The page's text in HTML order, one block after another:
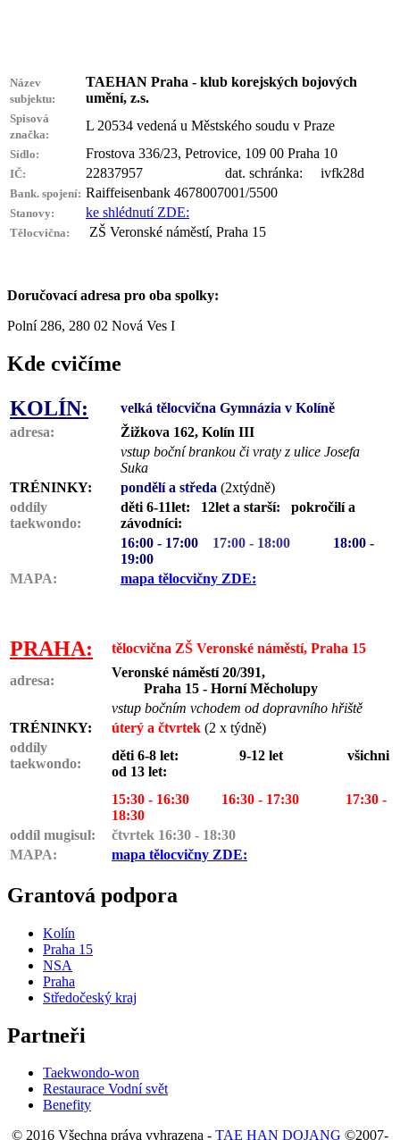
Název
subjektu:
TAEHAN Praha - klub korejských bojových
umění, z.s.
Spisová
značka:
L 20534 vedená u Městského soudu v Praze
Sídlo: Frostova 336/23, Petrovice, 109 00 Praha 10
IČ: 22837957 dat. schránka: ivfk28d
Bank. spojení: Raiffeisenbank 4678007001/5500
Stanovy: ke shlédnutí ZDE:
Tělocvična: ZŠ Veronské náměstí, Praha 15
Doručovací adresa pro oba spolky:
Polní 286, 280 02 Nová Ves I
Kde cvičíme
KOLÍN:
velká tělocvična Gymnázia v Kolíně
adresa:
Žižkova 162, Kolín III
vstup boční brankou či vraty z ulice Josefa
Suka
TRÉNINKY:
pondělí a středa (2xtýdně)
oddíly
taekwondo:
děti 6-11let: 12let a starší: pokročilí a
závodníci:
16:00 - 17:00 17:00 - 18:00
18:00 -
19:00
MAPA:
mapa tělocvičny ZDE:
PRAHA: tělocvična ZŠ Veronské náměstí, Praha 15
adresa:
Veronské náměstí 20/391,
Praha 15 - Horní Měcholupy
vstup bočním vchodem od dopravního hřiště
TRÉNINKY:
úterý a čtvrtek (2 x týdně)
oddíly
taekwondo:
děti 6-8 let: 9-12 let všichni
od 13 let:
15:30 - 16:30 16:30 - 17:30 17:30 -
18:30
oddíl mugisul:
čtvrtek 16:30 - 18:30
MAPA:
mapa tělocvičny ZDE:
Grantová podpora
Kolín
Praha 15
NSA
Praha
Středočeský kraj
Partneři
Taekwondo-won
Restaurace Vodní svět
Benefity
© 2016 Všechna práva vyhrazena - TAE HAN DOJANG ©2007-